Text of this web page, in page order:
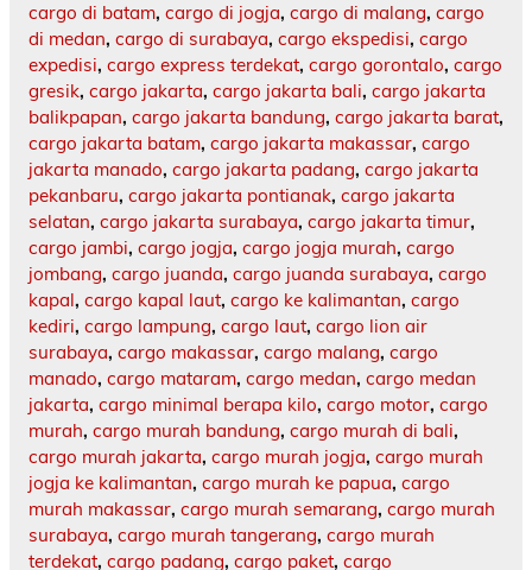
cargo di batam, cargo di jogja, cargo di malang, cargo
di medan, cargo di surabaya, cargo ekspedisi, cargo
expedisi, cargo express terdekat, cargo gorontalo, cargo
gresik, cargo jakarta, cargo jakarta bali, cargo jakarta
balikpapan, cargo jakarta bandung, cargo jakarta barat,
cargo jakarta batam, cargo jakarta makassar, cargo
jakarta manado, cargo jakarta padang, cargo jakarta
pekanbaru, cargo jakarta pontianak, cargo jakarta
selatan, cargo jakarta surabaya, cargo jakarta timur,
cargo jambi, cargo jogja, cargo jogja murah, cargo
jombang, cargo juanda, cargo juanda surabaya, cargo
kapal, cargo kapal laut, cargo ke kalimantan, cargo
kediri, cargo lampung, cargo laut, cargo lion air
surabaya, cargo makassar, cargo malang, cargo
manado, cargo mataram, cargo medan, cargo medan
jakarta, cargo minimal berapa kilo, cargo motor, cargo
murah, cargo murah bandung, cargo murah di bali,
cargo murah jakarta, cargo murah jogja, cargo murah
jogja ke kalimantan, cargo murah ke papua, cargo
murah makassar, cargo murah semarang, cargo murah
surabaya, cargo murah tangerang, cargo murah
terdekat, cargo padang, cargo paket, cargo